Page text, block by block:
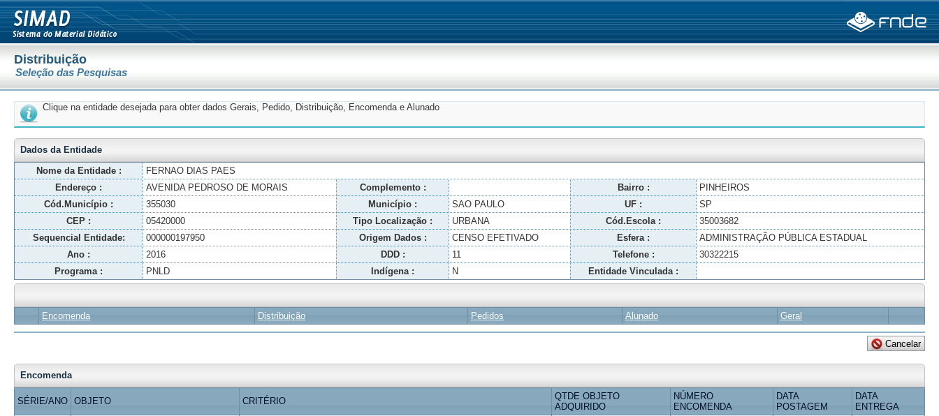
Distribuição
Seleção das Pesquisas
Clique na entidade desejada para obter dados Gerais, Pedido, Distribuição, Encomenda e Alunado
Dados da Entidade
Nome da Entidade :
FERNAO DIAS PAES
Endereço :
AVENIDA PEDROSO DE MORAIS Complemento : Bairro :
PINHEIROS
Cód.Município :
355030 Município : SAO PAULO UF :
SP
CEP :
05420000 Tipo Localização : URBANA Cód.Escola :
35003682
Sequencial Entidade:
000000197950 Origem Dados : CENSO EFETIVADO Esfera :
ADMINISTRAÇÃO PÚBLICA ESTADUAL
Ano :
2016 DDD : 11 Telefone :
30322215
Programa :
PNLD Indígena : N Entidade Vinculada :
Encomenda Distribuição Pedidos Alunado Geral
Encomenda
SÉRIE/ANO OBJETO CRITÉRIO
QTDE OBJETO
ADQUIRIDO
NÚMERO
ENCOMENDA
DATA
POSTAGEM
DATA
ENTREGA